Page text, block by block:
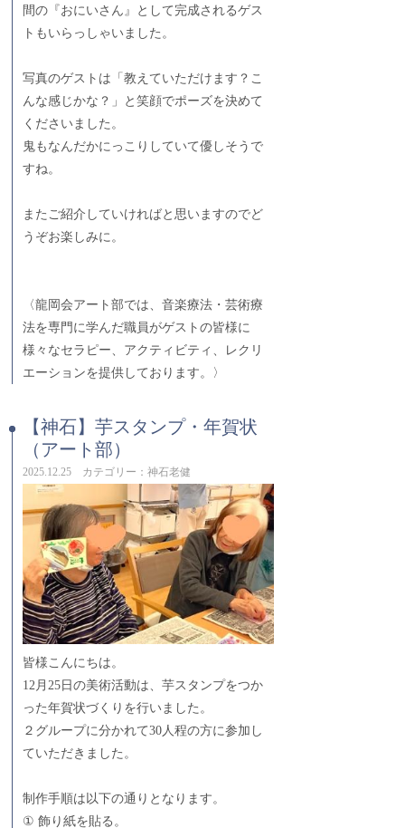
間の『おにいさん』として完成されるゲス
トもいらっしゃいました。
写真のゲストは「教えていただけます？こ
んな感じかな？」と笑顔でポーズを決めて
くださいました。
鬼もなんだかにっこりしていて優しそうで
すね。
またご紹介していければと思いますのでど
うぞお楽しみに。
〈龍岡会アート部では、音楽療法・芸術療
法を専門に学んだ職員がゲストの皆様に
様々なセラピー、アクティビティ、レクリ
エーションを提供しております。〉
【神石】芋スタンプ・年賀状
（アート部）
2025.12.25 カテゴリー：神石老健
皆様こんにちは。
12月25日の美術活動は、芋スタンプをつか
った年賀状づくりを行いました。
２グループに分かれて30人程の方に参加し
ていただきました。
制作手順は以下の通りとなります。
① 飾り紙を貼る。